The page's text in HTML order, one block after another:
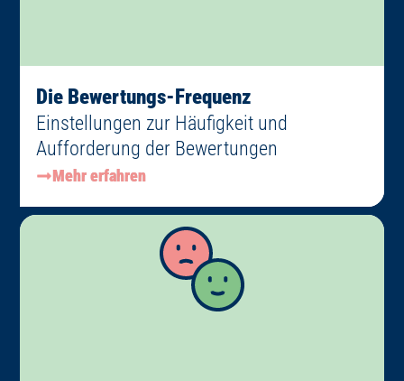
Die Bewertungs-Frequenz
Einstellungen zur Häufigkeit und
Aufforderung der Bewertungen
Mehr erfahren